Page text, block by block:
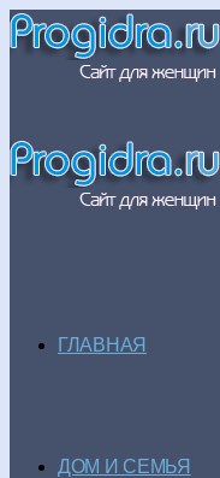
ГЛАВНАЯ
ДОМ И СЕМЬЯ